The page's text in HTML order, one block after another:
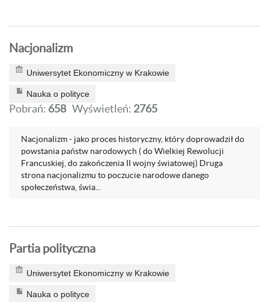
Nacjonalizm
Uniwersytet Ekonomiczny w Krakowie
Nauka o polityce
Pobrań: 658 Wyświetleń: 2765
Nacjonalizm - jako proces historyczny, który doprowadził do
powstania państw narodowych ( do Wielkiej Rewolucji
Francuskiej, do zakończenia II wojny światowej) Druga
strona nacjonalizmu to poczucie narodowe danego
społeczeństwa, świa...
Partia polityczna
Uniwersytet Ekonomiczny w Krakowie
Nauka o polityce